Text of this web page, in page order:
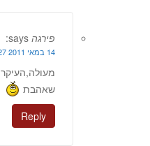
פירגה says:
14 במאי 2011 at 22:27
מעולה,העיקר
שאהבת
Reply